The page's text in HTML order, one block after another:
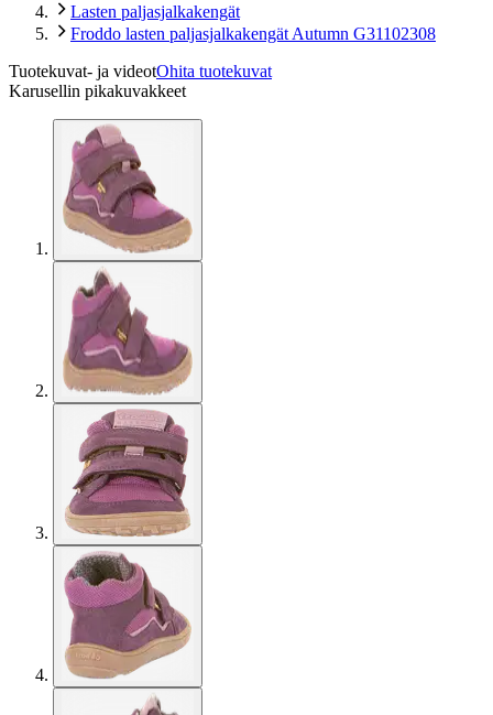
Lasten paljasjalkakengät
Froddo lasten paljasjalkakengät Autumn G31102308
Tuotekuvat- ja videotOhita tuotekuvat
Karusellin pikakuvakkeet